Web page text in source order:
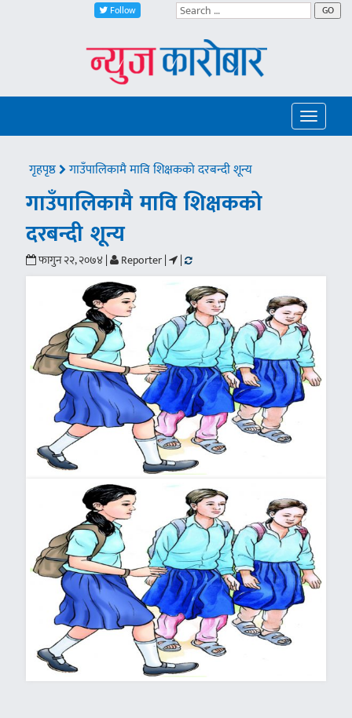
Follow GO
Toggle
गृहपृष्ठ गाउँपालिकामै मावि शिक्षकको दरबन्दी शून्य
गाउँपालिकामै मावि शिक्षकको
दरबन्दी शून्य
फागुन २२, २०७४ | Reporter | |